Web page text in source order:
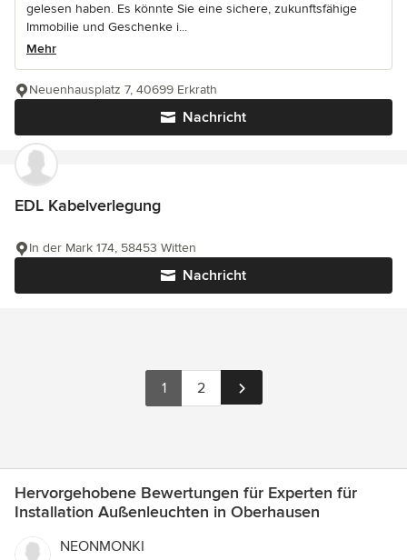
gelesen haben. Es könnte Sie eine sichere, zukunftsfähige
Immobilie und Geschenke i...
Mehr
Nachricht
Neuenhausplatz 7, 40699 Erkrath
EDL Kabelverlegung
Nachricht
In der Mark 174, 58453 Witten
1 2
Hervorgehobene Bewertungen für Experten für
Installation Außenleuchten in Oberhausen
NEONMONKI